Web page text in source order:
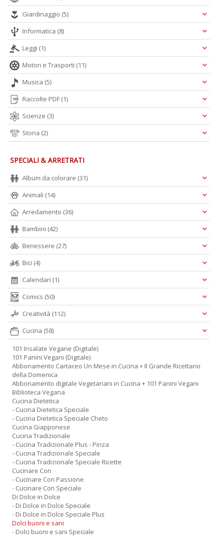
Giardinaggio (5)
Informatica (8)
Leggi (1)
Motori e Trasporti (11)
Musica (5)
Raccolte PDF (1)
Scienze (3)
Storia (2)
SPECIALI & ARRETRATI
Album da colorare (31)
Animali (14)
Arredamento (36)
Bambini (42)
Benessere (27)
Bici (4)
Calendari (1)
Comics (50)
Creatività (112)
Cucina (58)
101 Insalate Vegane (Digitale)
101 Panini Vegani (Digitale)
Abbonamento Cartaceo Un Mese in Cucina + Il Grande Ricettario
della Domenica
Abbonamento digitale Vegetariani in Cucina + 101 Panini Vegani
Biblioteca Vegana
Cucina Dietetica
- Cucina Dietetica Speciale
- Cucina Dietetica Speciale Cheto
Cucina Giapponese
Cucina Tradizionale
- Cucina Tradizionale Plus - Pinza
- Cucina Tradizionale Speciale
- Cucina Tradizionale Speciale Ricette
Cucinare Con
- Cucinare Con Passione
- Cucinare Con Speciale
Di Dolce in Dolce
- Di Dolce in Dolce Speciale
- Di Dolce in Dolce Speciale Plus
Dolci buoni e sani
- Dolci buoni e sani Speciale